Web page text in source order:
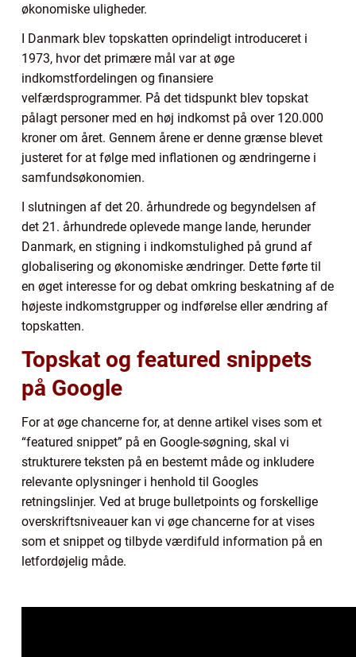
økonomiske uligheder.
I Danmark blev topskatten oprindeligt introduceret i
1973, hvor det primære mål var at øge
indkomstfordelingen og finansiere
velfærdsprogrammer. På det tidspunkt blev topskat
pålagt personer med en høj indkomst på over 120.000
kroner om året. Gennem årene er denne grænse blevet
justeret for at følge med inflationen og ændringerne i
samfundsøkonomien.
I slutningen af det 20. århundrede og begyndelsen af
det 21. århundrede oplevede mange lande, herunder
Danmark, en stigning i indkomstulighed på grund af
globalisering og økonomiske ændringer. Dette førte til
en øget interesse for og debat omkring beskatning af de
højeste indkomstgrupper og indførelse eller ændring af
topskatten.
Topskat og featured snippets
på Google
For at øge chancerne for, at denne artikel vises som et
“featured snippet” på en Google-søgning, skal vi
strukturere teksten på en bestemt måde og inkludere
relevante oplysninger i henhold til Googles
retningslinjer. Ved at bruge bulletpoints og forskellige
overskriftsniveauer kan vi øge chancerne for at vises
som et snippet og tilbyde værdifuld information på en
letfordøjelig måde.